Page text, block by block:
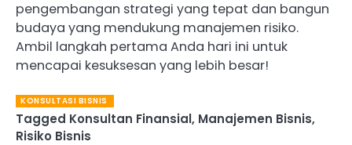
pengembangan strategi yang tepat dan bangun
budaya yang mendukung manajemen risiko.
Ambil langkah pertama Anda hari ini untuk
mencapai kesuksesan yang lebih besar!
KONSULTASI BISNIS
Tagged Konsultan Finansial, Manajemen Bisnis,
Risiko Bisnis